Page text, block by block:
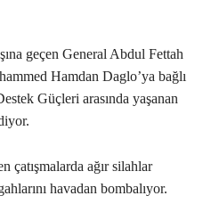
geçen General Abdul Fettah
Hamdan Daglo’ya bağlı
Güçleri arasında yaşanan
çatışmalarda ağır silahlar
havadan bombalıyor.